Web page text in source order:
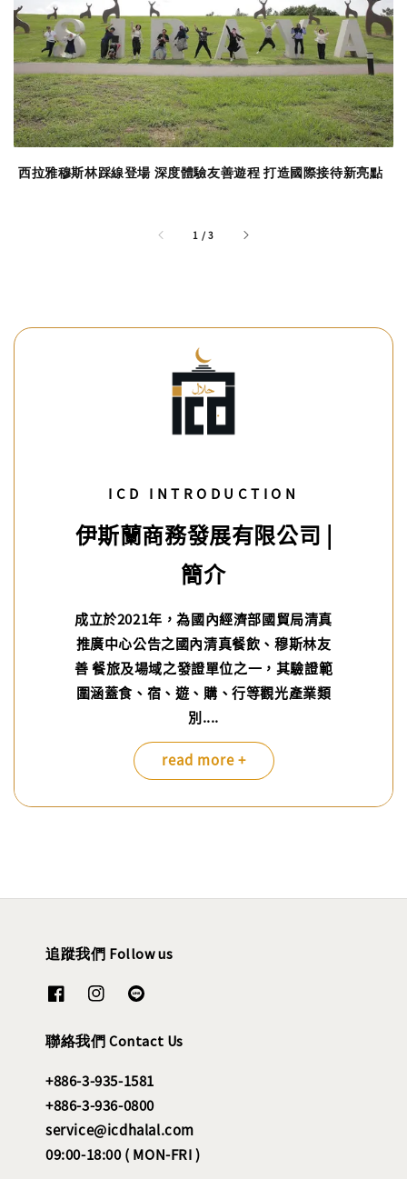
西拉雅穆斯林踩線登場 深度體驗友善遊程 打造國際接待新亮點
1 /accessibility.of
3
ICD INTRODUCTION
伊斯蘭商務發展有限公司 |
簡介
成立於2021年，為國內經濟部國貿局清真
推廣中心公告之國內清真餐飲、穆斯林友
善 餐旅及場域之發證單位之一，其驗證範
圍涵蓋食、宿、遊、購、行等觀光產業類
別....
read more +
追蹤我們 Follow us
聯絡我們 Contact Us
+886-3-935-1581
+886-3-936-0800
service@icdhalal.com
09:00-18:00 ( MON-FRI )